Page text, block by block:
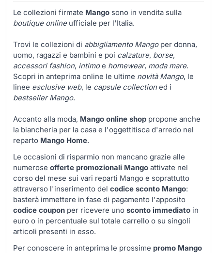
Le collezioni firmate Mango sono in vendita sulla
boutique onlineufficiale per l'Italia.
Trovi le collezioni di abbigliamento Mangoper donna,
uomo, ragazzi e bambini e poi calzature, borse,
accessori fashion, intimoe homewear, moda mare.
Scopri in anteprima online le ultime novità Mango, le
linee esclusive web, le capsule collectioned i
bestseller Mango.
Accanto alla moda, Mango online shop propone anche
la biancheria per la casa e l'oggettitisca d'arredo nel
reparto Mango Home.
Le occasioni di risparmio non mancano grazie alle
numerose offerte promozionali Mango attivate nel
corso del mese sui vari reparti Mango e soprattutto
attraverso l'inserimento del codice sconto Mango:
basterà immettere in fase di pagamento l'apposito
codice coupon per ricevere uno sconto immediato in
euro o in percentuale sul totale carrello o su singoli
articoli presenti in esso.
Per conoscere in anteprima le prossime promo Mango